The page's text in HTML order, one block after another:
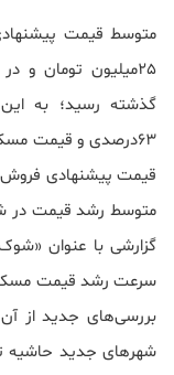
متوسط قیمت
گذشته رسید؛ به
قیمت پیشنهادی فروش
متوسط رشد قیمت در
گزارشی با عنوان
سرعت رشد قیمت مسکن
بررسی‌های جدید از
شهرهای جدید حاشیه